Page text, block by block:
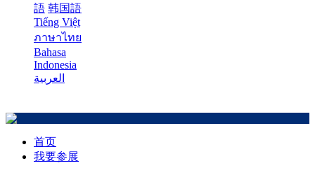
語 韩国語
Tiếng Việt
ภาษาไทย
Bahasa
Indonesia
العربية
首页
我要参展